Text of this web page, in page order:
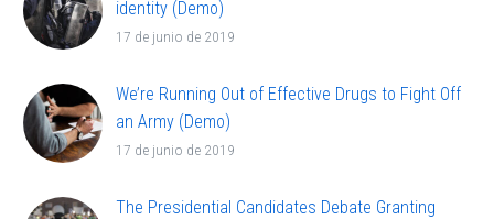
identity (Demo)
Lorem ipsum dolor sit ametcon sectetur
et dolore.
17 de junio de 2019
We’re Running Out of Effective Drugs to Fight Off
an Army (Demo)
Lorem ipsum dolor sit ametcon sectetur
et dolore.
17 de junio de 2019
The Presidential Candidates Debate Granting